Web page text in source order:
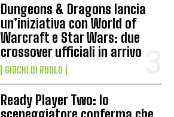
Dungeons & Dragons lancia
un’iniziativa con World of
Warcraft e Star Wars: due
crossover ufficiali in arrivo
GIOCHI DI RUOLO
Ready Player Two: lo